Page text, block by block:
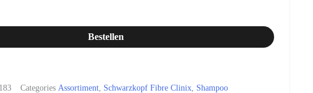
Bestellen
Categories Assortiment Schwarzkopf Fibre Clinix Shampoo